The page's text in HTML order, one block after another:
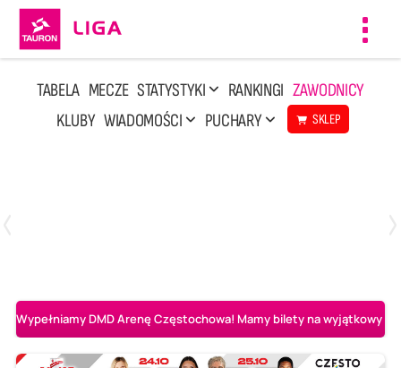
TABELA MECZE STATYSTYKI RANKINGI ZAWODNICY
KLUBY WIADOMOŚCI PUCHARY SKLEP
Wypełniamy DMD Arenę Częstochowa! Mamy bilety na wyjątkowy